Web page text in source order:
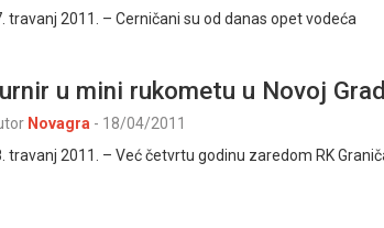
travanj 2011. – Cerničani su od danas opet vodeća
u mini rukometu u Novoj
Novagra - 18/04/2011
travanj 2011. – Već četvrtu godinu zaredom RK